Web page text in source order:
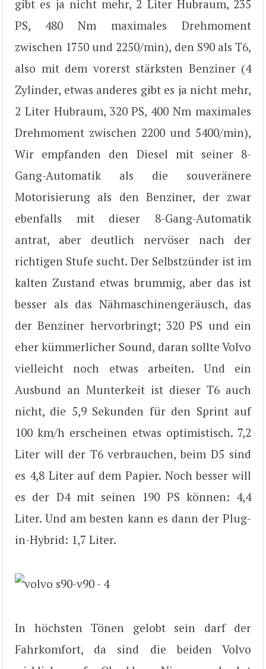
gibt es ja nicht mehr, 2 Liter Hubraum, 235
PS, 480 Nm maximales Drehmoment
zwischen 1750 und 2250/min), den S90 als T6,
also mit dem vorerst stärksten Benziner (4
Zylinder, etwas anderes gibt es ja nicht mehr,
2 Liter Hubraum, 320 PS, 400 Nm maximales
Drehmoment zwischen 2200 und 5400/min),
Wir empfanden den Diesel mit seiner 8-
Gang-Automatik als die souveränere
Motorisierung als den Benziner, der zwar
ebenfalls mit dieser 8-Gang-Automatik
antrat, aber deutlich nervöser nach der
richtigen Stufe sucht. Der Selbstzünder ist im
kalten Zustand etwas brummig, aber das ist
besser als das Nähmaschinengeräusch, das
der Benziner hervorbringt; 320 PS und ein
eher kümmerlicher Sound, daran sollte Volvo
vielleicht noch etwas arbeiten. Und ein
Ausbund an Munterkeit ist dieser T6 auch
nicht, die 5,9 Sekunden für den Sprint auf
100 km/h erscheinen etwas optimistisch. 7,2
Liter will der T6 verbrauchen, beim D5 sind
es 4,8 Liter auf dem Papier. Noch besser will
es der D4 mit seinen 190 PS können: 4,4
Liter. Und am besten kann es dann der Plug-
in-Hybrid: 1,7 Liter.
In höchsten Tönen gelobt sein darf der
Fahrkomfort, da sind die beiden Volvo